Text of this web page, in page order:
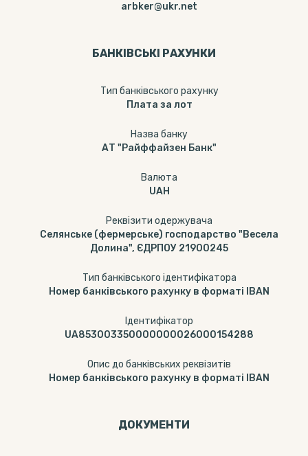
arbker@ukr.net
БАНКІВСЬКІ РАХУНКИ
Тип банкiвського рахунку
Плата за лот
Назва банку
АТ "Райффайзен Банк"
Валюта
UAH
Реквізити одержувача
Селянське (фермерське) господарство "Весела
Долина", ЄДРПОУ 21900245
Тип банківського ідентифікатора
Номер банківського рахунку в форматі IBAN
Ідентифікатор
UA853003350000000026000154288
Опис до банківських реквізитів
Номер банківського рахунку в форматі IBAN
ДОКУМЕНТИ